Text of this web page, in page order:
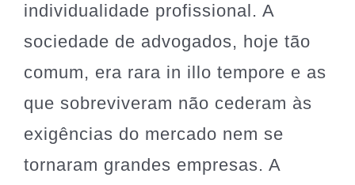
individualidade profissional. A
sociedade de advogados, hoje tão
comum, era rara in illo tempore e as
que sobreviveram não cederam às
exigências do mercado nem se
tornaram grandes empresas. A